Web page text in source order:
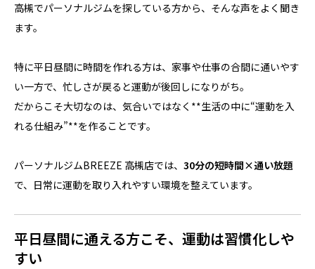
高槻でパーソナルジムを探している方から、そんな声をよく聞き
ます。
特に平日昼間に時間を作れる方は、家事や仕事の合間に通いやす
い一方で、忙しさが戻ると運動が後回しになりがち。
だからこそ大切なのは、気合いではなく**生活の中に“運動を入
れる仕組み”**を作ることです。
パーソナルジムBREEZE 高槻店では、 30分の短時間×通い放題
で、日常に運動を取り入れやすい環境を整えています。
平日昼間に通える方こそ、運動は習慣化しや
すい